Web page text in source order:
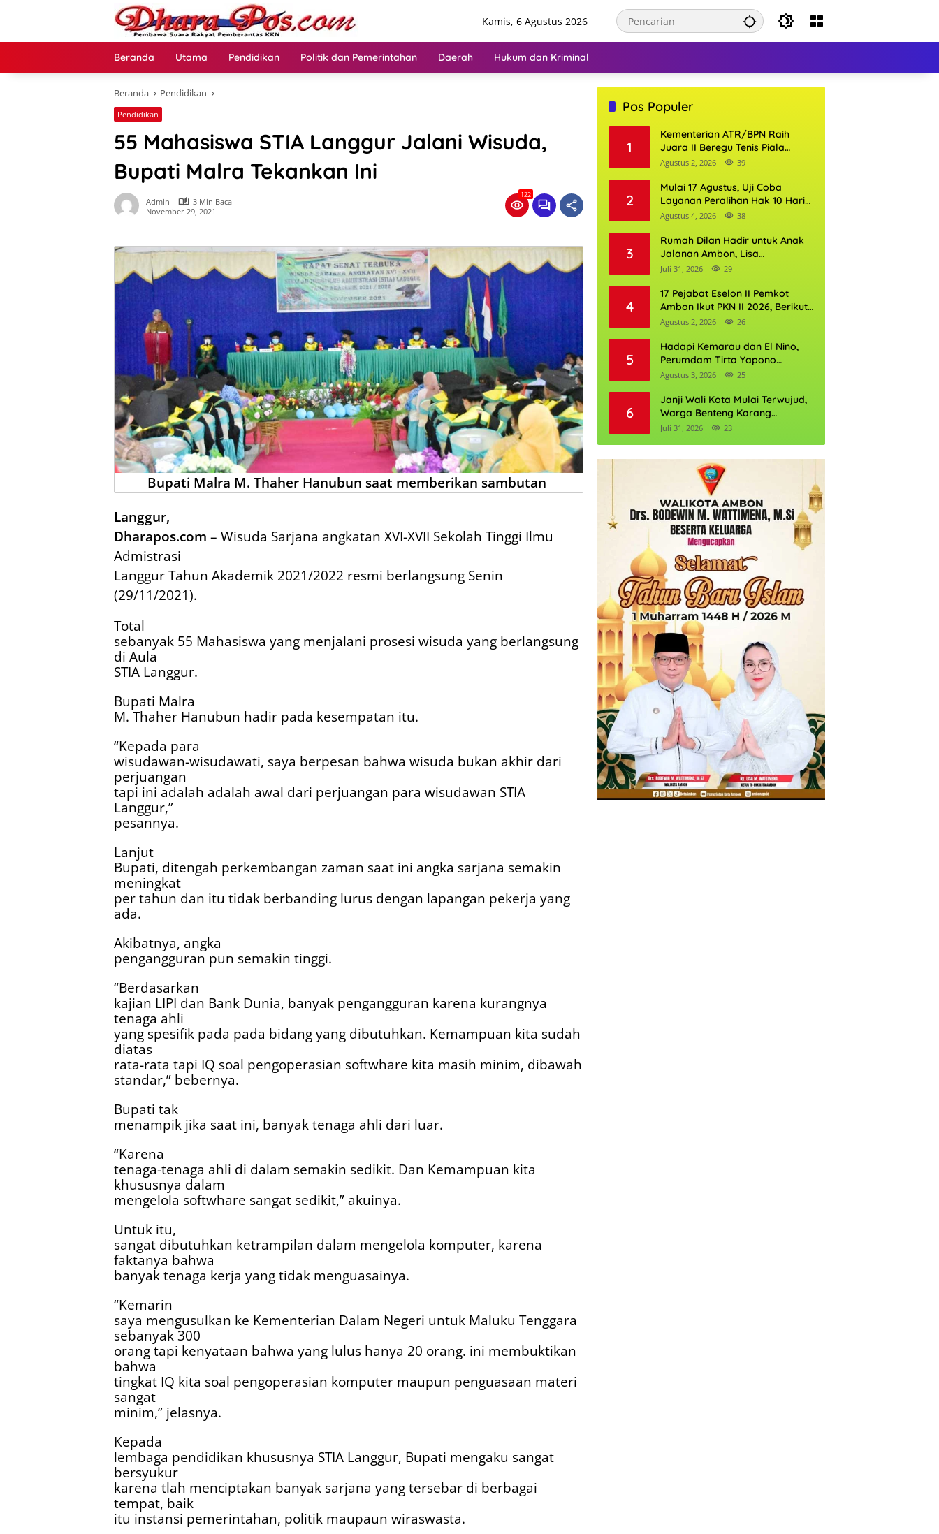
Kamis, 6 Agustus 2026
Beranda Utama Pendidikan Politik dan Pemerintahan Daerah Hukum dan Kriminal
Beranda Pendidikan
Pendidikan
55 Mahasiswa STIA Langgur Jalani Wisuda,
Bupati Malra Tekankan Ini
Admin
3 Min Baca
November 29, 2021
122
Bupati Malra M. Thaher Hanubun saat memberikan sambutan
Langgur,
Dharapos.com – Wisuda Sarjana angkatan XVI-XVII Sekolah Tinggi Ilmu
Admistrasi
Langgur Tahun Akademik 2021/2022 resmi berlangsung Senin
(29/11/2021).
Total
sebanyak 55 Mahasiswa yang menjalani prosesi wisuda yang berlangsung
di Aula
STIA Langgur.
Bupati Malra
M. Thaher Hanubun hadir pada kesempatan itu.
“Kepada para
wisudawan-wisudawati, saya berpesan bahwa wisuda bukan akhir dari
perjuangan
tapi ini adalah adalah awal dari perjuangan para wisudawan STIA
Langgur,”
pesannya.
Lanjut
Bupati, ditengah perkembangan zaman saat ini angka sarjana semakin
meningkat
per tahun dan itu tidak berbanding lurus dengan lapangan pekerja yang
ada.
Akibatnya, angka
pengangguran pun semakin tinggi.
“Berdasarkan
kajian LIPI dan Bank Dunia, banyak pengangguran karena kurangnya
tenaga ahli
yang spesifik pada pada bidang yang dibutuhkan. Kemampuan kita sudah
diatas
rata-rata tapi IQ soal pengoperasian softwhare kita masih minim, dibawah
standar,” bebernya.
Bupati tak
menampik jika saat ini, banyak tenaga ahli dari luar.
“Karena
tenaga-tenaga ahli di dalam semakin sedikit. Dan Kemampuan kita
khususnya dalam
mengelola softwhare sangat sedikit,” akuinya.
Untuk itu,
sangat dibutuhkan ketrampilan dalam mengelola komputer, karena
faktanya bahwa
banyak tenaga kerja yang tidak menguasainya.
“Kemarin
saya mengusulkan ke Kementerian Dalam Negeri untuk Maluku Tenggara
sebanyak 300
orang tapi kenyataan bahwa yang lulus hanya 20 orang. ini membuktikan
bahwa
tingkat IQ kita soal pengoperasian komputer maupun penguasaan materi
sangat
minim,” jelasnya.
Kepada
lembaga pendidikan khususnya STIA Langgur, Bupati mengaku sangat
bersyukur
karena tlah menciptakan banyak sarjana yang tersebar di berbagai
tempat, baik
itu instansi pemerintahan, politik maupaun wiraswasta.
Pos Populer
1
Kementerian ATR/BPN Raih
Juara II Beregu Tenis Piala
Gubernur DKI Jakarta 2026
Agustus 2, 2026 39
2
Mulai 17 Agustus, Uji Coba
Layanan Peralihan Hak 10 Hari
di 15 Kantor Pertanahan
Agustus 4, 2026 38
3
Rumah Dilan Hadir untuk Anak
Jalanan Ambon, Lisa
Wattimena: Tak Ada Anak yang
Depannya
Juli 31, 2026 29
4
17 Pejabat Eselon II Pemkot
Ambon Ikut PKN II 2026, Berikut
Daftarnya
Agustus 2, 2026 26
5
Hadapi Kemarau dan El Nino,
Perumdam Tirta Yapono
Perkuat Cadangan Air Ambon
Agustus 3, 2026 25
6
Janji Wali Kota Mulai Terwujud,
Warga Benteng Karang
Ditargetkan Nikmati Air Bersih
Juli 31, 2026 23